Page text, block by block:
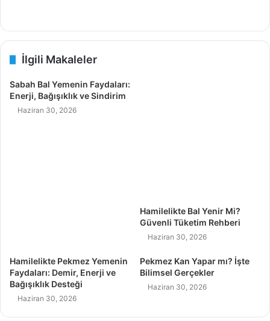
İlgili Makaleler
Sabah Bal Yemenin Faydaları:
Enerji, Bağışıklık ve Sindirim
Haziran 30, 2026
Hamilelikte Bal Yenir Mi?
Güvenli Tüketim Rehberi
Haziran 30, 2026
Hamilelikte Pekmez Yemenin
Faydaları: Demir, Enerji ve
Bağışıklık Desteği
Haziran 30, 2026
Pekmez Kan Yapar mı? İşte
Bilimsel Gerçekler
Haziran 30, 2026